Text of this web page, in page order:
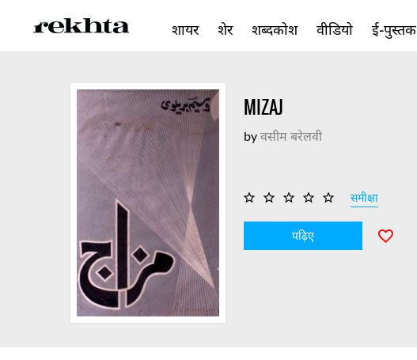
MIZAJ
byवसीम बरेलवी
समीक्षा
पढ़िए
शायर शेर शब्दकोश वीडियो ई-पुस्तक